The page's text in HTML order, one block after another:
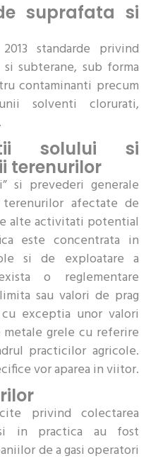
suprafata si
standarde privind
subterane, sub forma
contaminanti precum
solventi clorurati,
solului si
terenurilor
si prevederi generale
afectate de
alte activitati potential
este concentrata in
si de exploatare a
o reglementare
sau valori de prag
exceptia unor valori
grele cu referire
practicilor agricole.
vor aparea in viitor.
privind colectarea
in practica au fost
de a gasi operatori